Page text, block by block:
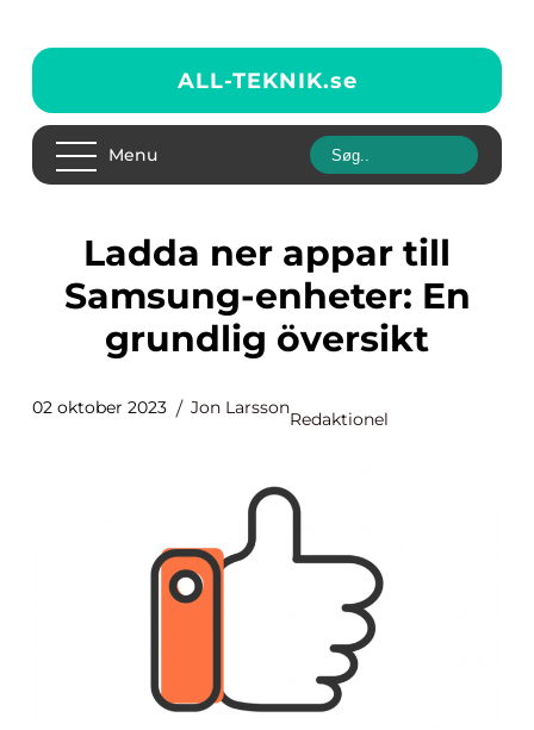
ALL-TEKNIK.se
Menu
Ladda ner appar till
Samsung-enheter: En
grundlig översikt
02 oktober 2023 Jon Larsson
Redaktionel